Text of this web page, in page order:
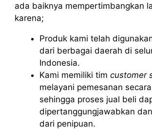
ada baiknya mempertimbangkan
karena;
Produk kami telah
dari berbagai daerah di
Indonesia.
Kami memiliki tim customer
melayani pemesanan
sehingga proses jual beli
dipertanggungjawabkan
dari penipuan.